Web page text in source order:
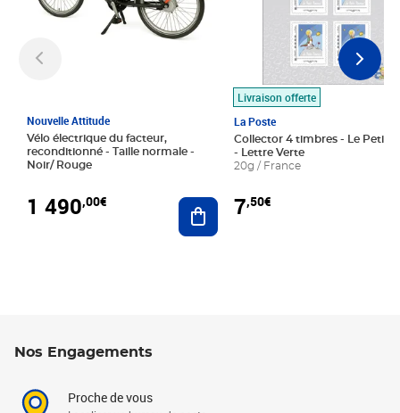
Nouvelle Attitude
Vélo électrique du facteur,
reconditionné - Taille normale -
Noir/ Rouge
1 490,00€ Ajouter au panier
Livraison offerte
La Poste
Collector 4 timbres - Le Petit
- Lettre Verte
20g / France
7,50€
Nos Engagements
Proche de vous